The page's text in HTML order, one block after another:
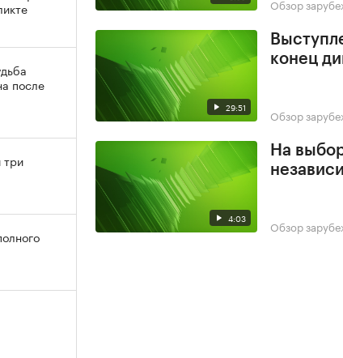
Обзор
29:51
конец
Обзор
4:03
На
Обзор
после
три